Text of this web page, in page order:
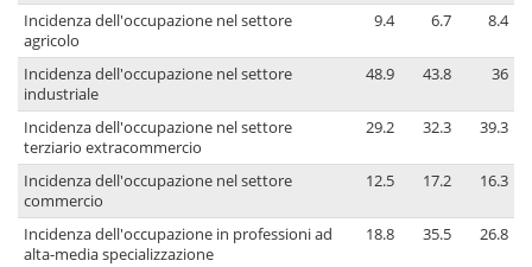
Incidenza dell'occupazione nel settore
agricolo
9.4 6.7 8.4
Incidenza dell'occupazione nel settore
industriale
48.9 43.8 36
Incidenza dell'occupazione nel settore
terziario extracommercio
29.2 32.3 39.3
Incidenza dell'occupazione nel settore
commercio
12.5 17.2 16.3
Incidenza dell'occupazione in professioni ad
alta-media specializzazione
18.8 35.5 26.8